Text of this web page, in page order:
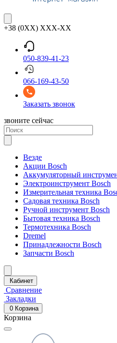
+38 (0XX) XXX-XX
050-839-41-23
066-169-43-50
Заказать звонок
звоните сейчас
Везде
Акции Bosch
Аккумуляторный
Электроинструмент Bosch
Измерительная техника
Садовая техника Bosch
Ручной инструмент Bosch
Бытовая техника Bosch
Термотехника Bosch
Dremel
Принадлежности Bosch
Запчасти Bosch
Кабинет
Сравнение
Закладки
0 Корзина
Корзина